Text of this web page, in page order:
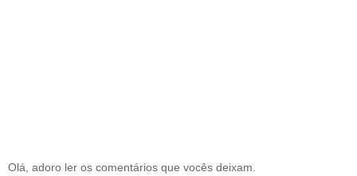
Olá, adoro ler os comentários que vocês deixam.